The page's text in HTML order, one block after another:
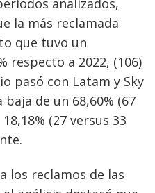
analizados,
la más reclamada
que tuvo un
respecto a 2022, (106)
pasó con Latam y Sky
de un 68,60% (67
(27 versus 33
los reclamos de las